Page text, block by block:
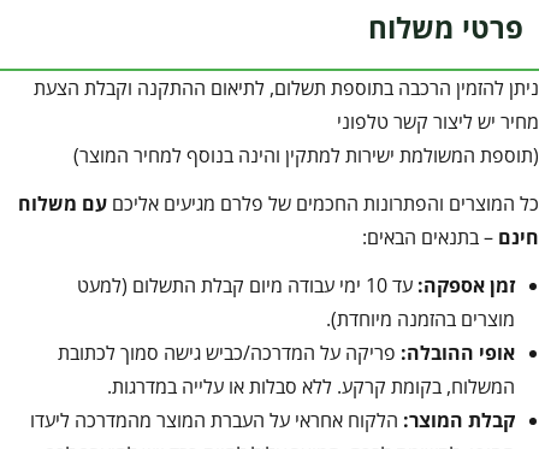
פרטי משלוח
ניתן להזמין הרכבה בתוספת תשלום, לתיאום ההתקנה וקבלת הצעת
מחיר יש ליצור קשר טלפוני
(תוספת המשולמת ישירות למתקין והינה בנוסף למחיר המוצר)
כל המוצרים והפתרונות החכמים של פלרם מגיעים אליכם עם משלוח
חינם – בתנאים הבאים:
זמן אספקה:
עד 10 ימי עבודה מיום קבלת התשלום (למעט
מוצרים בהזמנה מיוחדת).
אופי ההובלה: פריקה על המדרכה/כביש גישה סמוך לכתובת
המשלוח, בקומת קרקע. ללא סבלות או עלייה במדרגות.
קבלת המוצר: הלקוח אחראי על העברת המוצר מהמדרכה ליעדו